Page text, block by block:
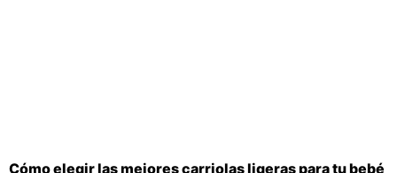
Cómo elegir las mejores carriolas ligeras para tu bebé